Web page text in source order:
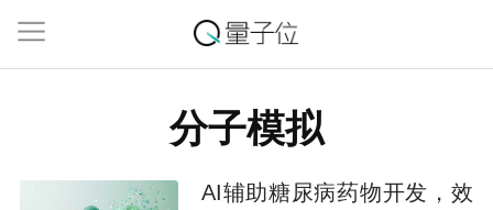
分子模拟
AI辅助糖尿病药物开发，效